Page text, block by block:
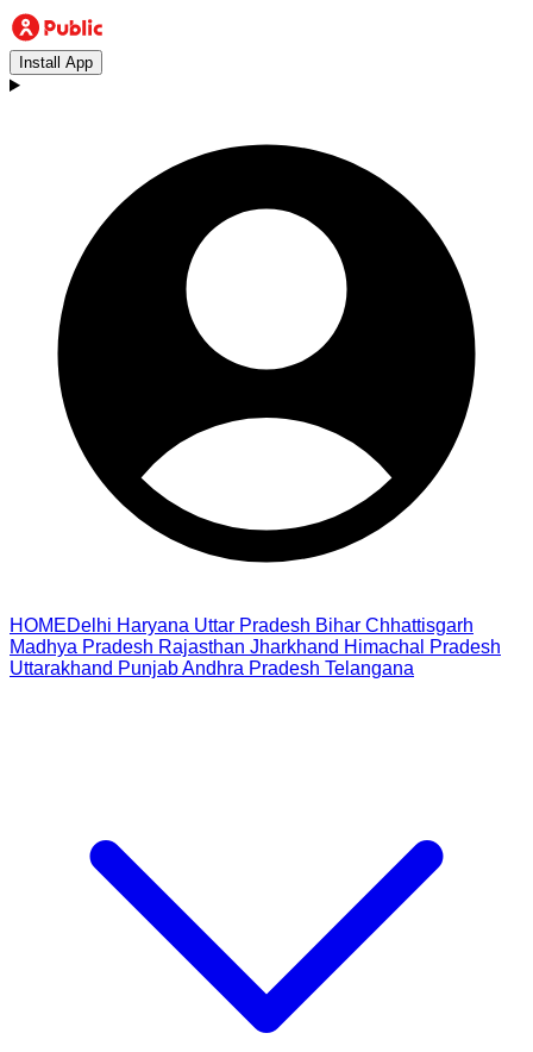
Install App
HOMEDelhi Haryana Uttar Pradesh Bihar Chhattisgarh
Madhya Pradesh Rajasthan Jharkhand Himachal Pradesh
Uttarakhand PunjabAndhra Pradesh Telangana